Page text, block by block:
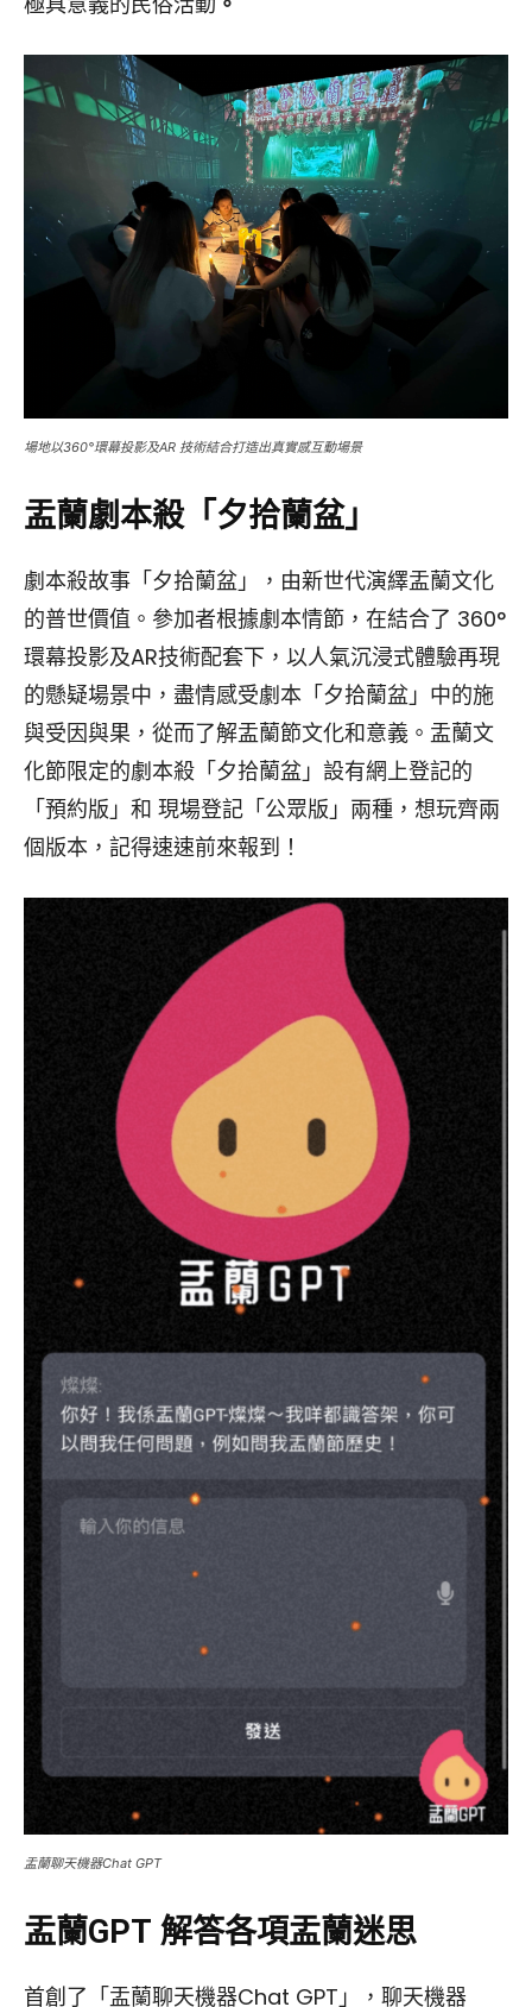
場地以360°環幕投影及AR 技術結合打造出真實感互動場景
盂蘭劇本殺「夕拾蘭盆」
劇本殺故事「夕拾蘭盆」，由新世代演繹盂蘭文化
的普世價值。參加者根據劇本情節，在結合了 360°
環幕投影及AR技術配套下，以人氣沉浸式體驗再現
的懸疑場景中，盡情感受劇本「夕拾蘭盆」中的施
與受因與果，從而了解盂蘭節文化和意義。盂蘭文
化節限定的劇本殺「夕拾蘭盆」設有網上登記的
「預約版」和 現場登記「公眾版」兩種，想玩齊兩
個版本，記得速速前來報到！
盂蘭聊天機器Chat GPT
盂蘭GPT 解答各項盂蘭迷思
首創了「盂蘭聊天機器Chat GPT」，聊天機器